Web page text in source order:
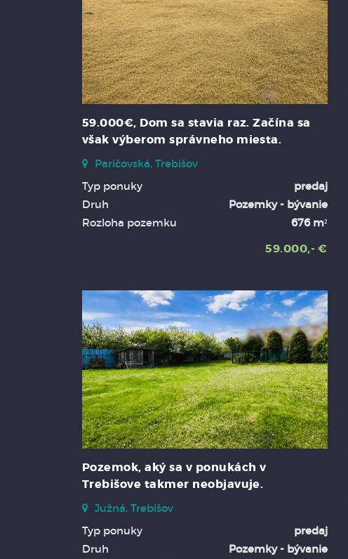
59.000€, Dom sa stavia raz. Začína sa
však výberom správneho miesta.
Paričovská, Trebišov
Typ ponuky
predaj
Druh
Pozemky - bývanie
Rozloha pozemku
676 m²
59.000,- €
Pozemok, aký sa v ponukách v
Trebišove takmer neobjavuje.
Južná, Trebišov
Typ ponuky
predaj
Druh
Pozemky - bývanie